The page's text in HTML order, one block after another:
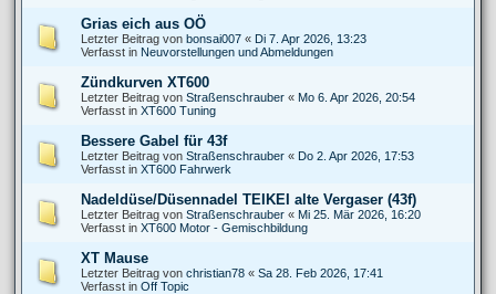
Grias eich aus OÖ
Letzter Beitrag von bonsai007 « Di 7. Apr 2026, 13:23
Verfasst in Neuvorstellungen und Abmeldungen
Zündkurven XT600
Letzter Beitrag von Straßenschrauber « Mo 6. Apr 2026, 20:54
Verfasst in XT600 Tuning
Bessere Gabel für 43f
Letzter Beitrag von Straßenschrauber « Do 2. Apr 2026, 17:53
Verfasst in XT600 Fahrwerk
Nadeldüse/Düsennadel TEIKEI alte Vergaser (43f)
Letzter Beitrag von Straßenschrauber « Mi 25. Mär 2026, 16:20
Verfasst in XT600 Motor - Gemischbildung
XT Mause
Letzter Beitrag von christian78 « Sa 28. Feb 2026, 17:41
Verfasst in Off Topic